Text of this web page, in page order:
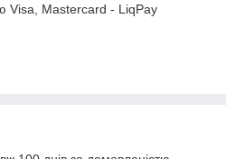
Visa, Mastercard - LiqPay